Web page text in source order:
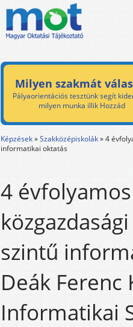
Milyen szakmát
Pályaorientációs tesztünk segít
milyen munka illik Hozzád
Képzések»Szakközépiskolák»4
informatikai oktatás
4
szintű
Deák Ferenc
Informatikai